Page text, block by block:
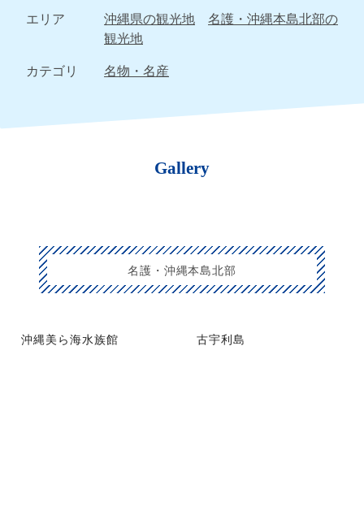
エリア
沖縄県の観光地
名護・沖縄本島北部の
観光地
カテゴリ
名物・名産
Gallery
名護・沖縄本島北部
沖縄美ら海水族館 古宇利島